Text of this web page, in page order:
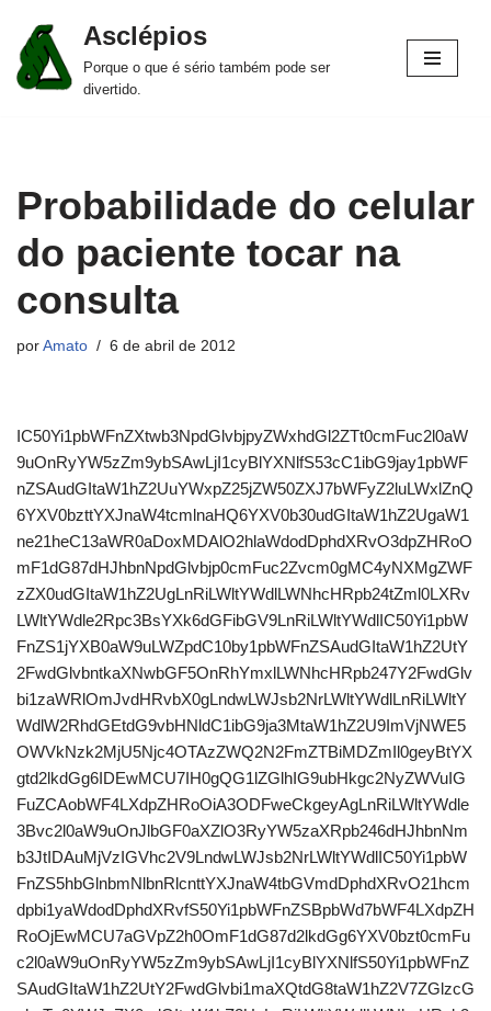
Pular
para
Asclépios
Porque o que é sério também pode ser
divertido.
Probabilidade do celular
do paciente tocar na
consulta
por Amato 6 de abril de 2012
IC50Yi1pbWFnZXtwb3NpdGlvbjpyZWxhdGl2ZTt0cmFuc2l0aW
9uOnRyYW5zZm9ybSAwLjI1cyBlYXNlfS53cC1ibG9jay1pbWF
nZSAudGItaW1hZ2UuYWxpZ25jZW50ZXJ7bWFyZ2luLWxlZnQ
6YXV0bzttYXJnaW4tcmlnaHQ6YXV0b30udGItaW1hZ2UgaW1
ne21heC13aWR0aDoxMDAlO2hlaWdodDphdXRvO3dpZHRoO
mF1dG87dHJhbnNpdGlvbjp0cmFuc2Zvcm0gMC4yNXMgZWF
zZX0udGItaW1hZ2UgLnRiLWltYWdlLWNhcHRpb24tZml0LXRv
LWltYWdle2Rpc3BsYXk6dGFibGV9LnRiLWltYWdlIC50Yi1pbW
FnZS1jYXB0aW9uLWZpdC10by1pbWFnZSAudGItaW1hZ2UtY
2FwdGlvbntkaXNwbGF5OnRhYmxlLWNhcHRpb247Y2FwdGlv
bi1zaWRlOmJvdHRvbX0gLndwLWJsb2NrLWltYWdlLnRiLWltY
WdlW2RhdGEtdG9vbHNldC1ibG9ja3MtaW1hZ2U9ImVjNWE5
OWVkNzk2MjU5Njc4OTAzZWQ2N2FmZTBiMDZmIl0geyBtYX
gtd2lkdGg6IDEwMCU7IH0gQG1lZGlhIG9ubHkgc2NyZWVuIG
FuZCAobWF4LXdpZHRoOiA3ODFweCkgeyAgLnRiLWltYWdle
3Bvc2l0aW9uOnJlbGF0aXZlO3RyYW5zaXRpb246dHJhbnNm
b3JtIDAuMjVzIGVhc2V9LndwLWJsb2NrLWltYWdlIC50Yi1pbW
FnZS5hbGlnbmNlbnRlcnttYXJnaW4tbGVmdDphdXRvO21hcm
dpbi1yaWdodDphdXRvfS50Yi1pbWFnZSBpbWd7bWF4LXdpZH
RoOjEwMCU7aGVpZ2h0OmF1dG87d2lkdGg6YXV0bzt0cmFu
c2l0aW9uOnRyYW5zZm9ybSAwLjI1cyBlYXNlfS50Yi1pbWFnZ
SAudGItaW1hZ2UtY2FwdGlvbi1maXQtdG8taW1hZ2V7ZGlzcG